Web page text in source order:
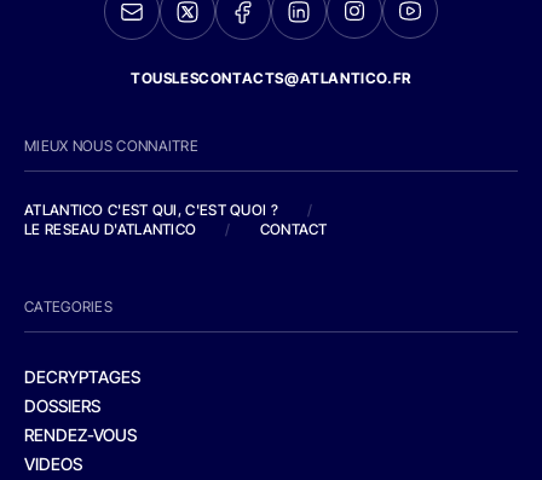
TOUSLESCONTACTS@ATLANTICO.FR
MIEUX NOUS CONNAITRE
ATLANTICO C'EST QUI, C'EST QUOI ?
/
LE RESEAU D'ATLANTICO
/ CONTACT
CATEGORIES
DECRYPTAGES
DOSSIERS
RENDEZ-VOUS
VIDEOS